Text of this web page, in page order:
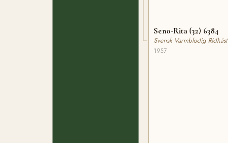
Seno-Rita (32) 6384
Svensk Varmblodig Ridhäst
1957